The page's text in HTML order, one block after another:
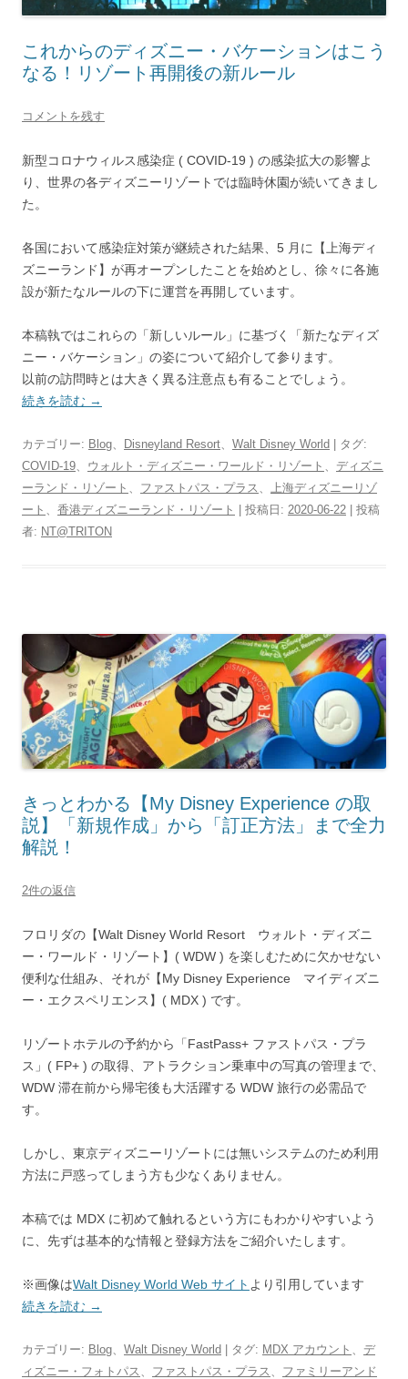
これからのディズニー・バケーションはこう
なる！リゾート再開後の新ルール
コメントを残す
新型コロナウィルス感染症 ( COVID-19 ) の感染拡大の影響よ
り、世界の各ディズニーリゾートでは臨時休園が続いてきまし
た。
各国において感染症対策が継続された結果、5 月に【上海ディ
ズニーランド】が再オープンしたことを始めとし、徐々に各施
設が新たなルールの下に運営を再開しています。
本稿執ではこれらの「新しいルール」に基づく「新たなディズ
ニー・バケーション」の姿について紹介して参ります。
以前の訪問時とは大きく異る注意点も有ることでしょう。
続きを読む →
カテゴリー: Blog Disneyland Resort Walt Disney World | タグ:
COVID-19
ウォルト・ディズニー・ワールド・リゾート
ディズニ
ーランド・リゾート
ファストパス・プラス
上海ディズニーリゾ
ート
香港ディズニーランド・リゾート | 投稿日: 2020-06-22 | 投稿
者: NT@TRITON
きっとわかる【My Disney Experience の取
説】「新規作成」から「訂正方法」まで全力
解説！
2件の返信
フロリダの【Walt Disney World Resort ウォルト・ディズニ
ー・ワールド・リゾート】( WDW ) を楽しむために欠かせない
便利な仕組み、それが【My Disney Experience マイディズニ
ー・エクスペリエンス】( MDX ) です。
リゾートホテルの予約から「FastPass+ ファストパス・プラ
ス」( FP+ ) の取得、アトラクション乗車中の写真の管理まで、
WDW 滞在前から帰宅後も大活躍する WDW 旅行の必需品で
す。
しかし、東京ディズニーリゾートには無いシステムのため利用
方法に戸惑ってしまう方も少なくありません。
本稿では MDX に初めて触れるという方にもわかりやすいよう
に、先ずは基本的な情報と登録方法をご紹介いたします。
※画像はWalt Disney World Web サイト より引用しています
続きを読む →
カテゴリー: Blog Walt Disney World | タグ: MDX アカウント
デ
ィズニー・フォトパス
ファストパス・プラス ファミリーアンド